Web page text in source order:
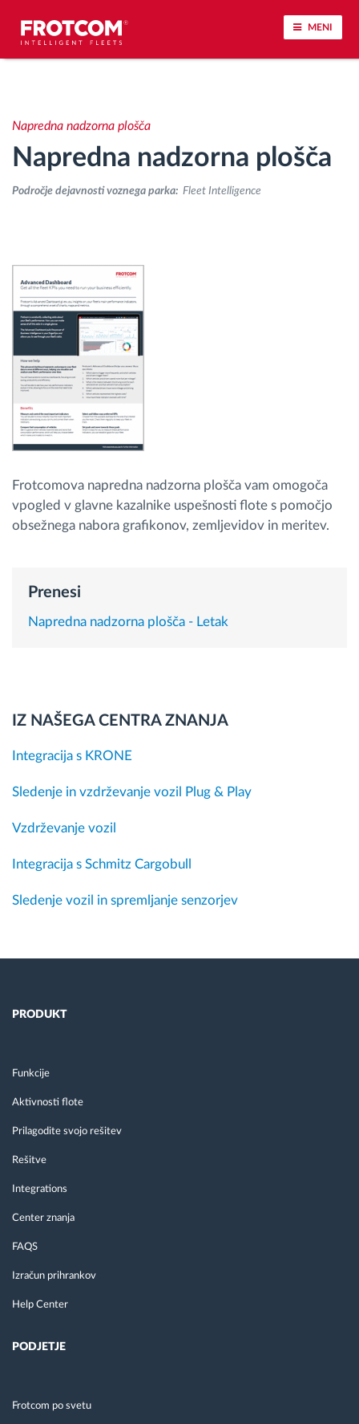
MENI
Analiza vedenja med vožnjo
Oddaljen prenos podatkov iz tahografa
Nadzor nad dostopom
Upravljanje porabe goriva
Načrtovanje in spremljanje poti
Samodejno prepoznavanje voznika
Odkrijte vse funkcije
Izračun prihrankov
Napredna nadzorna plošča
Napredna nadzorna plošča
Področje dejavnosti voznega parka: Fleet Intelligence
Frotcomova napredna nadzorna plošča vam omogoča
vpogled v glavne kazalnike uspešnosti flote s pomočjo
obsežnega nabora grafikonov, zemljevidov in meritev.
Prenesi
Napredna nadzorna plošča - Letak
IZ NAŠEGA CENTRA ZNANJA
Integracija s KRONE
Sledenje in vzdrževanje vozil Plug & Play
Vzdrževanje vozil
Integracija s Schmitz Cargobull
Sledenje vozil in spremljanje senzorjev
PRODUKT
Funkcije
Aktivnosti flote
Prilagodite svojo rešitev
Rešitve
Integrations
Center znanja
FAQS
Izračun prihrankov
Help Center
PODJETJE
Frotcom po svetu